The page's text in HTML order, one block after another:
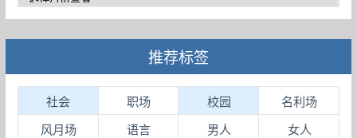
推荐标签
社会 职场 校园 名利场
风月场 语言 男人 女人